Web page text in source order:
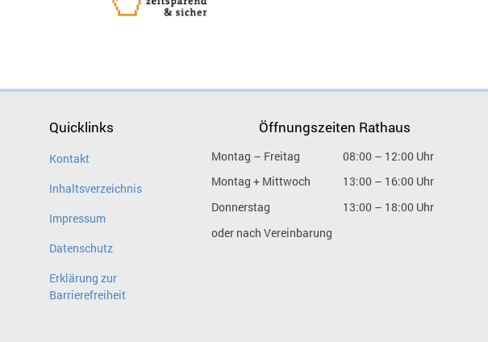
Quicklinks
Kontakt
Inhaltsverzeichnis
Impressum
Datenschutz
Erklärung zur
Barrierefreiheit
Öffnungszeiten Rathaus
Montag – Freitag
08:00 – 12:00 Uhr
Montag + Mittwoch
13:00 – 16:00 Uhr
Donnerstag
13:00 – 18:00 Uhr
oder nach Vereinbarung